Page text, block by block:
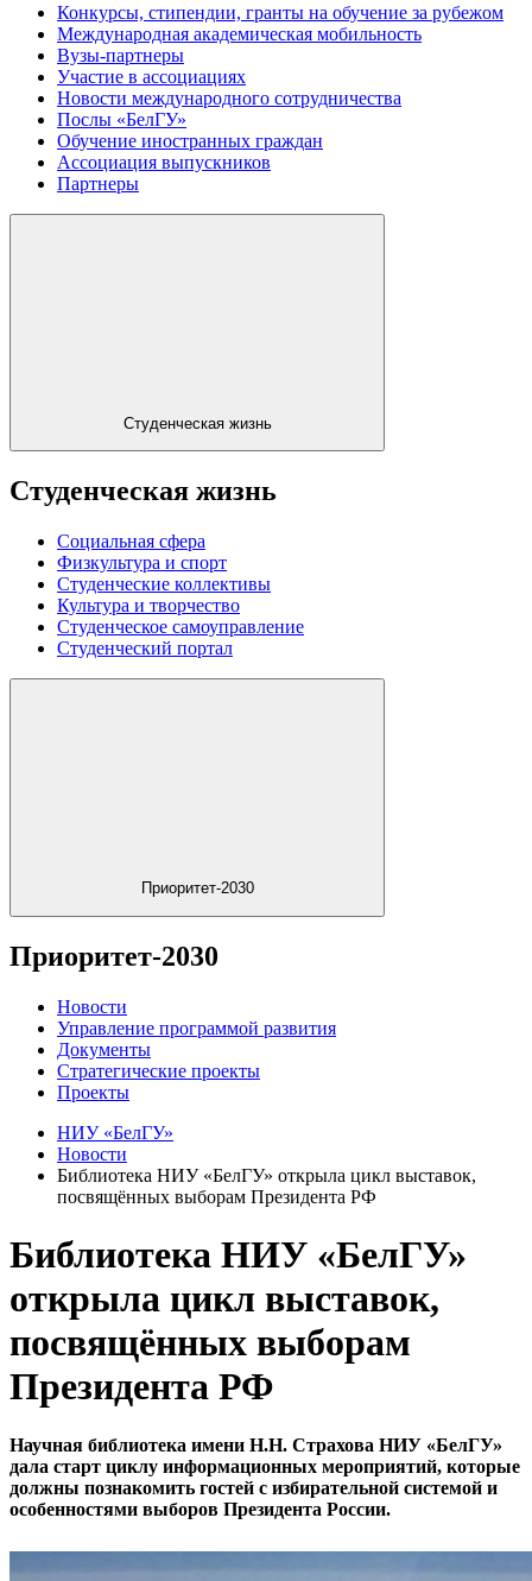
Конкурсы, стипендии, гранты на обучение за рубежом
Международная академическая мобильность
Вузы-партнеры
Участие в ассоциациях
Новости международного сотрудничества
Послы «БелГУ»
Обучение иностранных граждан
Ассоциация выпускников
Партнеры
Студенческая жизнь
Студенческая жизнь
Социальная сфера
Физкультура и спорт
Студенческие коллективы
Культура и творчество
Студенческое самоуправление
Студенческий портал
Приоритет-2030
Приоритет-2030
Новости
Управление программой развития
Документы
Стратегические проекты
Проекты
НИУ «БелГУ»
Новости
Библиотека НИУ «БелГУ» открыла цикл выставок,
посвящённых выборам Президента РФ
Библиотека НИУ «БелГУ»
открыла цикл выставок,
посвящённых выборам
Президента РФ
Научная библиотека имени Н.Н. Страхова НИУ «БелГУ»
дала старт циклу информационных мероприятий, которые
должны познакомить гостей с избирательной системой и
особенностями выборов Президента России.